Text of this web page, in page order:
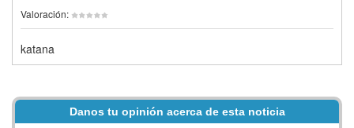
Valoración:
katana
Danos tu opinión acerca de esta noticia